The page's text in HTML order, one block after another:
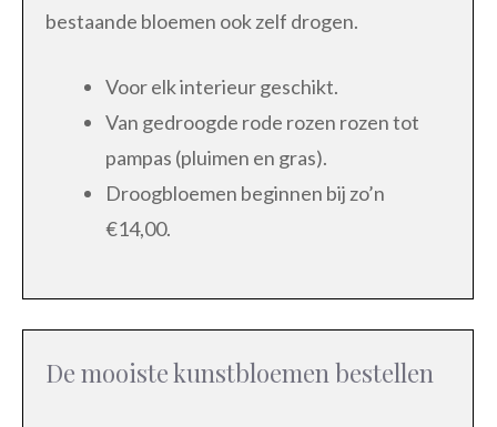
bestaande bloemen ook zelf drogen.
Voor elk interieur geschikt.
Van gedroogde rode rozen rozen tot
pampas (pluimen en gras).
Droogbloemen beginnen bij zo’n
€14,00.
De mooiste kunstbloemen bestellen